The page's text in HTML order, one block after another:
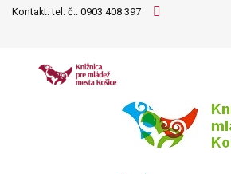
Kontakt: tel. č.: 0903 408 397